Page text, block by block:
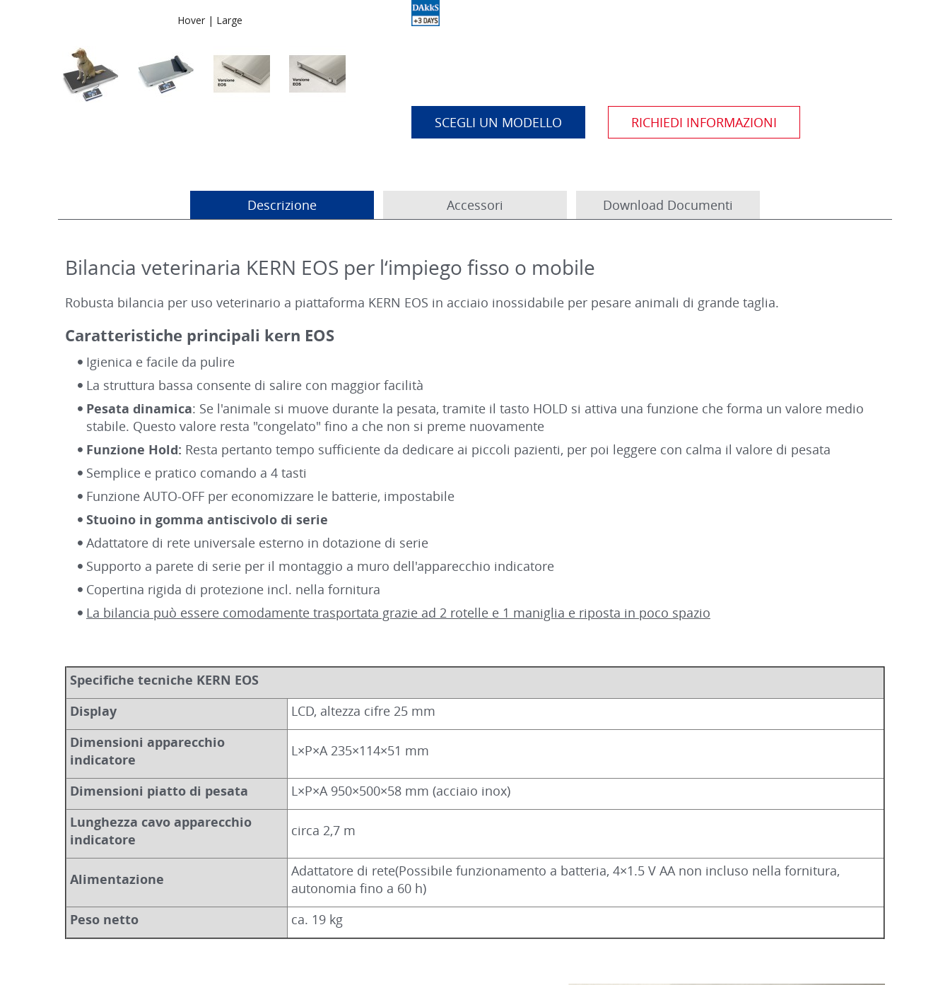
Hover | Large
SCEGLI UN MODELLO
Descrizione Accessori Download Documenti
Bilancia veterinaria KERN EOS per l‘impiego fisso o mobile
Robusta bilancia per uso veterinario a piattaforma KERN EOS in acciaio inossidabile per pesare animali di grande taglia.
Caratteristiche principali kern EOS
Igienica e facile da pulire
La struttura bassa consente di salire con maggior facilità
Pesata dinamica: Se l'animale si muove durante la pesata, tramite il tasto HOLD si attiva una funzione che forma un valore medio
stabile. Questo valore resta "congelato" fino a che non si preme nuovamente
Funzione Hold: Resta pertanto tempo sufficiente da dedicare ai piccoli pazienti, per poi leggere con calma il valore di pesata
Semplice e pratico comando a 4 tasti
Funzione AUTO-OFF per economizzare le batterie, impostabile
Stuoino in gomma antiscivolo di serie
Adattatore di rete universale esterno in dotazione di serie
Supporto a parete di serie per il montaggio a muro dell'apparecchio indicatore
Copertina rigida di protezione incl. nella fornitura
La bilancia può essere comodamente trasportata grazie ad 2 rotelle e 1 maniglia e riposta in poco spazio
Specifiche tecniche KERN EOS
Display
LCD, altezza cifre 25 mm
Dimensioni apparecchio
indicatore
L×P×A 235×114×51 mm
Dimensioni piatto di pesata
L×P×A 950×500×58 mm (acciaio inox)
Lunghezza cavo apparecchio
indicatore
circa 2,7 m
Alimentazione
Adattatore di rete(Possibile funzionamento a batteria, 4×1.5 V AA non incluso nella fornitura,
autonomia fino a 60 h)
Peso netto
ca. 19 kg